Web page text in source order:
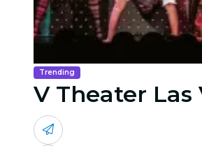
Trending
V Theater Las